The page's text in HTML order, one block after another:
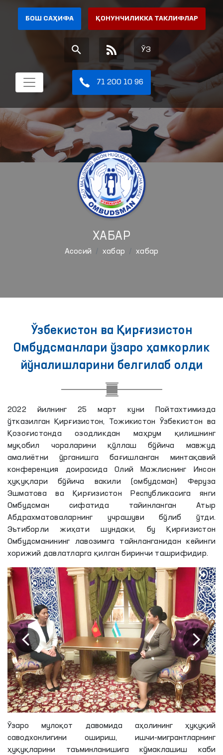
БОШ САҲИФА ҚОНУНЧИЛИККА ТАКЛИФЛАР
ЎЗ
71 200 10 96
ХАБАР
Aсосий хабар хабар
Ўзбекистон ва Қирғизистон
Омбудсманлари ўзаро ҳамкорлик
йўналишларини белгилаб олди
2022 йилнинг 25 март куни Пойтахтимизда
ўтказилган Қирғизистон, Тожикистон Ўзбекистон ва
Қозоғистонда озодликдан маҳрум қилишнинг
муқобил чораларини қўллаш бўйича мавжуд
амалиётни ўрганишга бағишланган минтақавий
конференция доирасида Олий Мажлиснинг Инсон
ҳуқуқлари бўйича вакили (омбудсман) Феруза
Эшматова ва Қирғизистон Республикасига янги
Омбудсман сифатида тайинланган Атыр
Абдрахматоваларнинг учрашуви бўлиб ўтди.
Эътиборли жиҳати шундаки, бу Қирғизистон
Омбудсманининг лавозимга тайнланганидан кейинги
хорижий давлатларга қилган биринчи ташрифидир.
Ўзаро мулоқот давомида аҳолининг ҳуқуқий
саводхонлигини ошириш, ишчи-мигрантларнинг
ҳуқуқларини таъминланишига кўмаклашиш каби